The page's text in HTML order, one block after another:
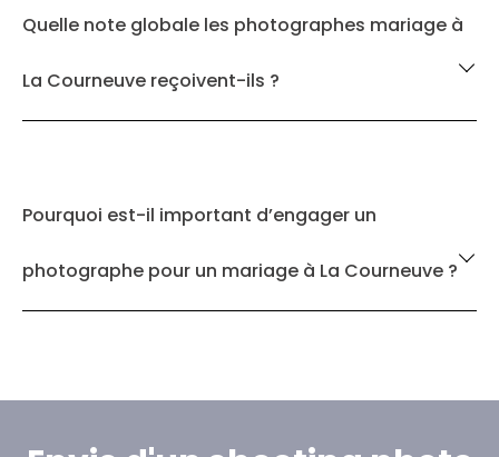
Quelle note globale les photographes mariage à
La Courneuve reçoivent-ils ?
Pourquoi est-il important d’engager un
photographe pour un mariage à La Courneuve ?